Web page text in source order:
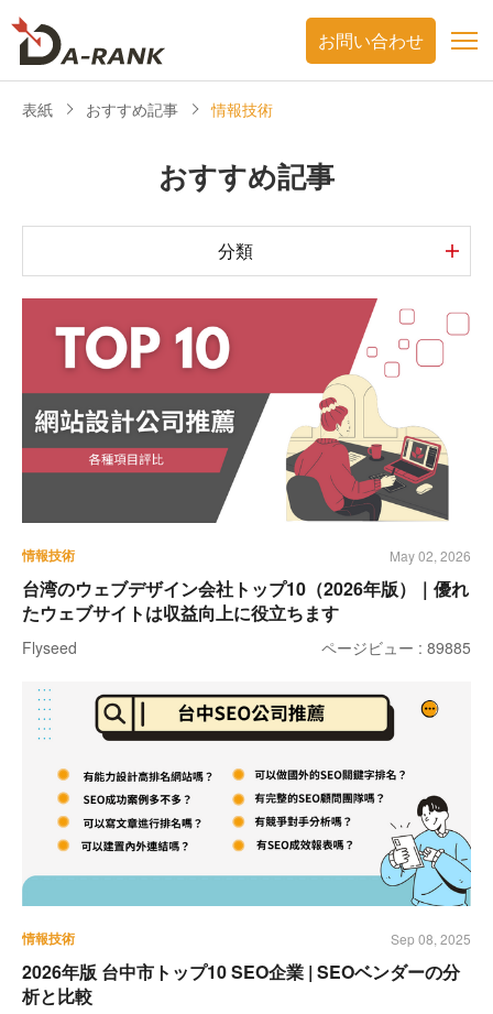
お問い合わせ
表紙 おすすめ記事 情報技術
おすすめ記事
分類
情報技術 May 02, 2026
台湾のウェブデザイン会社トップ10（2026年版）｜優れ
たウェブサイトは収益向上に役立ちます
Flyseed ページビュー : 89885
情報技術 Sep 08, 2025
2026年版 台中市トップ10 SEO企業 | SEOベンダーの分
析と比較